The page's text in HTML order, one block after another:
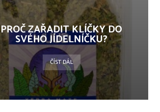
PROČ ZAŘADIT KLÍČKY DO
SVÉHO JÍDELNÍČKU?
ČÍST DÁL